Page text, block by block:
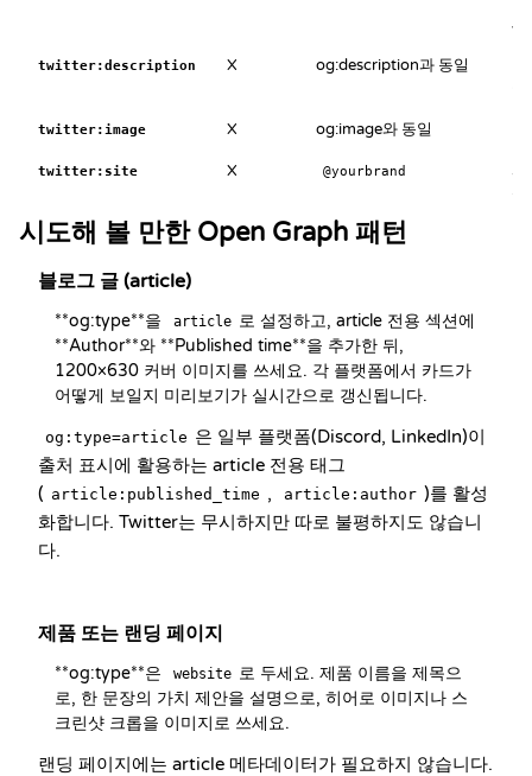
세
twitter:description X og:description과 동일
twitter:image X og:image와 동일
twitter:site X @yourbrand
퍼
시도해 볼 만한 Open Graph 패턴
블로그 글 (article)
**og:type**을 article 로 설정하고, article 전용 섹션에
**Author**와 **Published time**을 추가한 뒤,
1200×630 커버 이미지를 쓰세요. 각 플랫폼에서 카드가
어떻게 보일지 미리보기가 실시간으로 갱신됩니다.
og:type=article 은 일부 플랫폼(Discord, LinkedIn)이
출처 표시에 활용하는 article 전용 태그
( article:published_time , article:author )를 활성
화합니다. Twitter는 무시하지만 따로 불평하지도 않습니
다.
제품 또는 랜딩 페이지
**og:type**은 website 로 두세요. 제품 이름을 제목으
로, 한 문장의 가치 제안을 설명으로, 히어로 이미지나 스
크린샷 크롭을 이미지로 쓰세요.
랜딩 페이지에는 article 메타데이터가 필요하지 않습니다.